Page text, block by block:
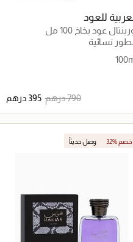
للعود
عود بخاخ 100 مل
نسائية
⁦790⁩ درهم ⁦395⁩ درهم
جاري تحميل التفاصيل
32% خصم وصل حديثاً